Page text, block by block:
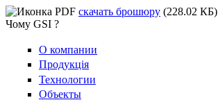
скачать брошюру (228.02 КБ)
Чому GSI ?
О компании
Продукція
Технологии
Объекты